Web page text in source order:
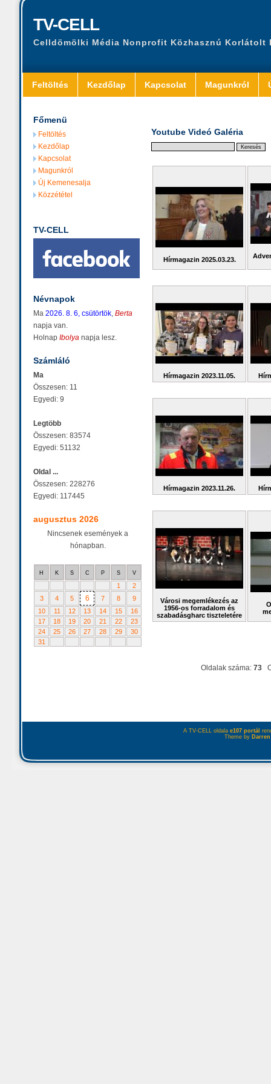
TV-CELL
Celldömölki Média Nonprofit Közhasznú Korlátolt
Feltöltés Kezdőlap Kapcsolat Magunkról
Főmenü
Feltöltés
Kezdőlap
Kapcsolat
Magunkról
Új Kemenesalja
Közzététel
TV-CELL
Névnapok
Ma 2026. 8. 6, csütörtök, Berta
napja van.
Holnap Ibolya napja lesz.
Számláló
Ma
Összesen: 11
Egyedi: 9
Legtöbb
Összesen: 83574
Egyedi: 51132
Oldal ...
Összesen: 228276
Egyedi: 117445
augusztus 2026
Nincsenek események a
hónapban.
H K S C P S V
1
2
3
4 5 6 7 8
9
10
11 12 13 14 15
16
17
18 19 20 21 22
23
24
25 26 27 28 29
30
31
Youtube Videó Galéria
Hírmagazin 2025.03.23.
Hírmagazin 2023.11.05.
Hírmagazin 2023.11.26.
Városi megemlékezés az
1956-os forradalom és
szabadásgharc tiszteletére
Oldalak száma: 73
A TV-CELL oldala e107 portál
Theme by